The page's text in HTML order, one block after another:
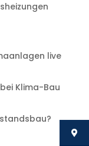
live
Klima-Bau